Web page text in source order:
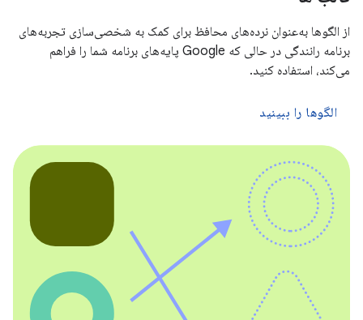
از الگوها به‌عنوان نرده‌های محافظ برای کمک به شخصی‌سازی تجربه‌های
برنامه رانندگی در حالی که Google پایه‌های برنامه شما را فراهم
می‌کند، استفاده کنید.
الگوها را ببینید